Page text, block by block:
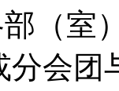
室
分会团